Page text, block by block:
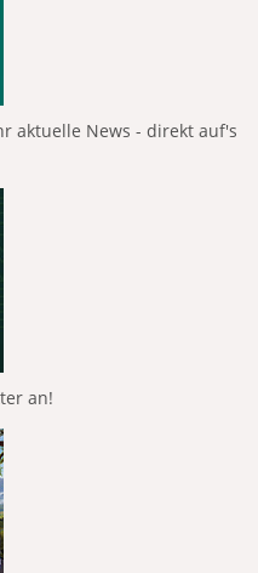
aktuelle News - direkt auf's
an!